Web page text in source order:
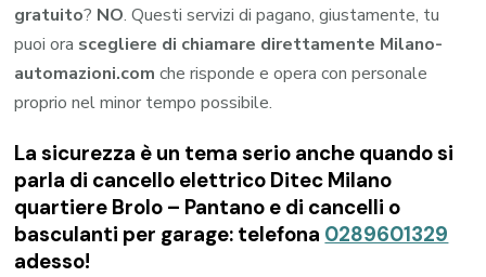
gratuito? NO. Questi servizi di pagano, giustamente, tu
puoi ora scegliere di chiamare direttamente Milano-
automazioni.com che risponde e opera con personale
proprio nel minor tempo possibile.
La sicurezza è un tema serio anche quando si
parla di cancello elettrico Ditec Milano
quartiere Brolo – Pantano e di cancelli o
basculanti per garage: telefona 0289601329
adesso!